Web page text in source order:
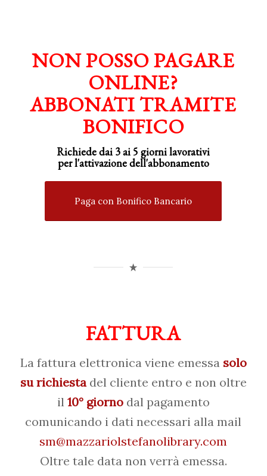
NON POSSO PAGARE
ONLINE?
ABBONATI TRAMITE
BONIFICO
Richiede dai 3 ai 5 giorni lavorativi
perl'attivazionedell'abbonamento
Paga con Bonifico Bancario
FATTURA
La fattura elettronica viene emessasolo
su richiestadel cliente entro e non oltre
il 10° giornodal pagamento
comunicando i dati necessari alla mail
sm@mazzariolstefanolibrary.com
Oltre tale data non verrà emessa.